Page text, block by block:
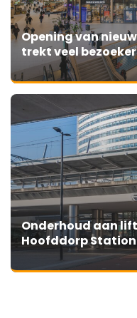
Opening van
trekt veel
Onderhoud aan
Hoofddorp Station